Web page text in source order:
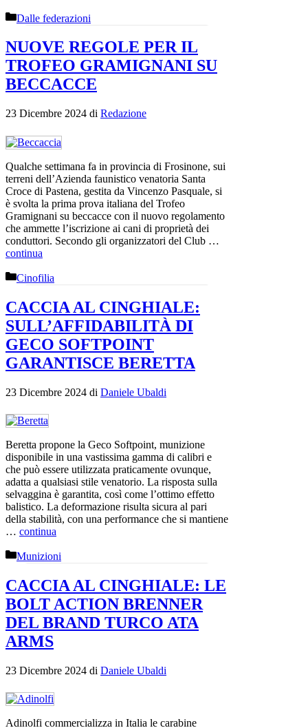
Categorie
Dalle federazioni
NUOVE REGOLE PER IL
TROFEO GRAMIGNANI SU
BECCACCE
23 Dicembre 2024 di Redazione
Qualche settimana fa in provincia di Frosinone, sui
terreni dell’Azienda faunistico venatoria Santa
Croce di Pastena, gestita da Vincenzo Pasquale, si
è svolta la prima prova italiana del Trofeo
Gramignani su beccacce con il nuovo regolamento
che ammette l’iscrizione ai cani di proprietà dei
conduttori. Secondo gli organizzatori del Club …
continua
Categorie
Cinofilia
CACCIA AL CINGHIALE:
SULL’AFFIDABILITÀ DI
GECO SOFTPOINT
GARANTISCE BERETTA
23 Dicembre 2024 di Daniele Ubaldi
Beretta propone la Geco Softpoint, munizione
disponibile in una vastissima gamma di calibri e
che può essere utilizzata praticamente ovunque,
adatta a qualsiasi stile venatorio. La risposta sulla
selvaggina è garantita, così come l’ottimo effetto
balistico. La deformazione risulta sicura al pari
della stabilità, con una performance che si mantiene
… continua
Categorie
Munizioni
CACCIA AL CINGHIALE: LE
BOLT ACTION BRENNER
DEL BRAND TURCO ATA
ARMS
23 Dicembre 2024 di Daniele Ubaldi
Adinolfi commercializza in Italia le carabine